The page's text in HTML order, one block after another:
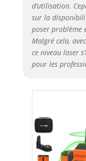
d’utilisation.
sur la
poser problème
Malgré cela,
ce niveau laser
pour les